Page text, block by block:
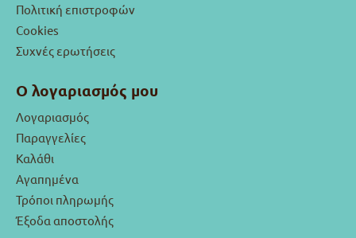
Πολιτική επιστροφών
Cookies
Συχνές ερωτήσεις
Ο λογαριασμός μου
Λογαριασμός
Παραγγελίες
Καλάθι
Αγαπημένα
Τρόποι πληρωμής
Έξοδα αποστολής